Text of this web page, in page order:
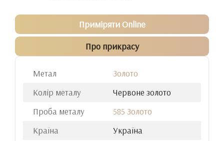
Приміряти Online
Про прикрасу
Метал
Золото
Колір металу
Червоне золото
Проба металу
585 Золото
Країна
Україна